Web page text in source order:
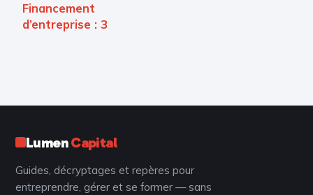
Financement
d’entreprise : 3
LumenCapital
Guides, décryptages et repères pour
entreprendre, gérer et se former — sans